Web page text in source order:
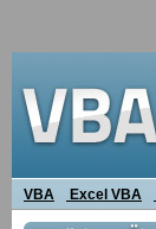
VBA Excel VBA